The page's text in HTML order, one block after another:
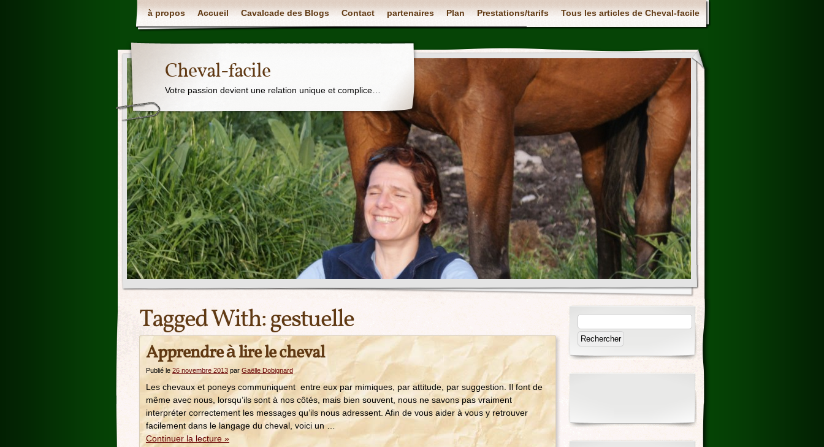
à propos Accueil Cavalcade des Blogs Contact partenaires Plan Prestations/tarifs Tous les articles de Cheval-facile
Cheval-facile
Votre passion devient une relation unique et complice…
Tagged With:gestuelle
Apprendre à lire le cheval
Publié le 26 novembre 2013 par Gaëlle Dobignard
Les chevaux et poneys communiquent entre eux par mimiques, par attitude, par suggestion. Il font de
même avec nous, lorsqu’ils sont à nos côtés, mais bien souvent, nous ne savons pas vraiment
interpréter correctement les messages qu’ils nous adressent. Afin de vous aider à vous y retrouver
facilement dans le langage du cheval, voici un …
Continuer la lecture »